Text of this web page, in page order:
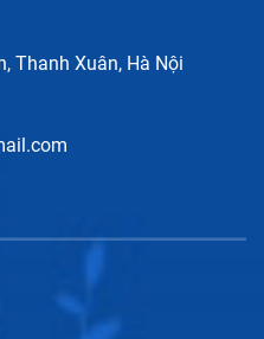
Thanh Xuân, Hà Nội